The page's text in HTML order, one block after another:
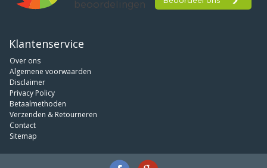
Klantenservice
Over ons
Algemene voorwaarden
Disclaimer
Privacy Policy
Betaalmethoden
Verzenden & Retourneren
Contact
Sitemap